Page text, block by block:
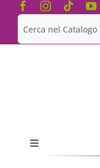
Salta
contenuto
Cerca
per:
Toggle
Navigation